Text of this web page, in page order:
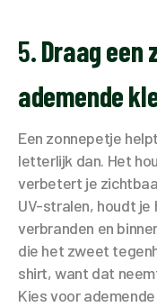
5.Draag een
ademende
Een zonnepetje
letterlijk dan. Het
verbetert je
UV-stralen, houdt je
verbranden en
die het zweet
shirt, want dat
Kies voor